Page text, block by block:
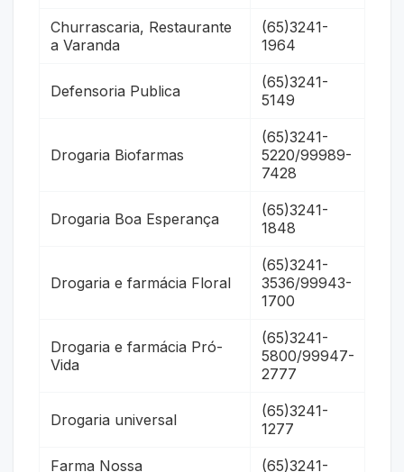
Churrascaria, Restaurante
a Varanda
(65)3241-
1964
Defensoria Publica
(65)3241-
5149
Drogaria Biofarmas
(65)3241-
5220/99989-
7428
Drogaria Boa Esperança
(65)3241-
1848
Drogaria e farmácia Floral
(65)3241-
3536/99943-
1700
Drogaria e farmácia Pró-
Vida
(65)3241-
5800/99947-
2777
Drogaria universal
(65)3241-
1277
Farma Nossa (65)3241-